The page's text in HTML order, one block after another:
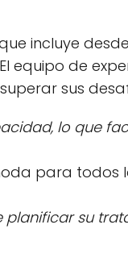
incluye desde
equipo de
sus
lo que
para todos
planificar su